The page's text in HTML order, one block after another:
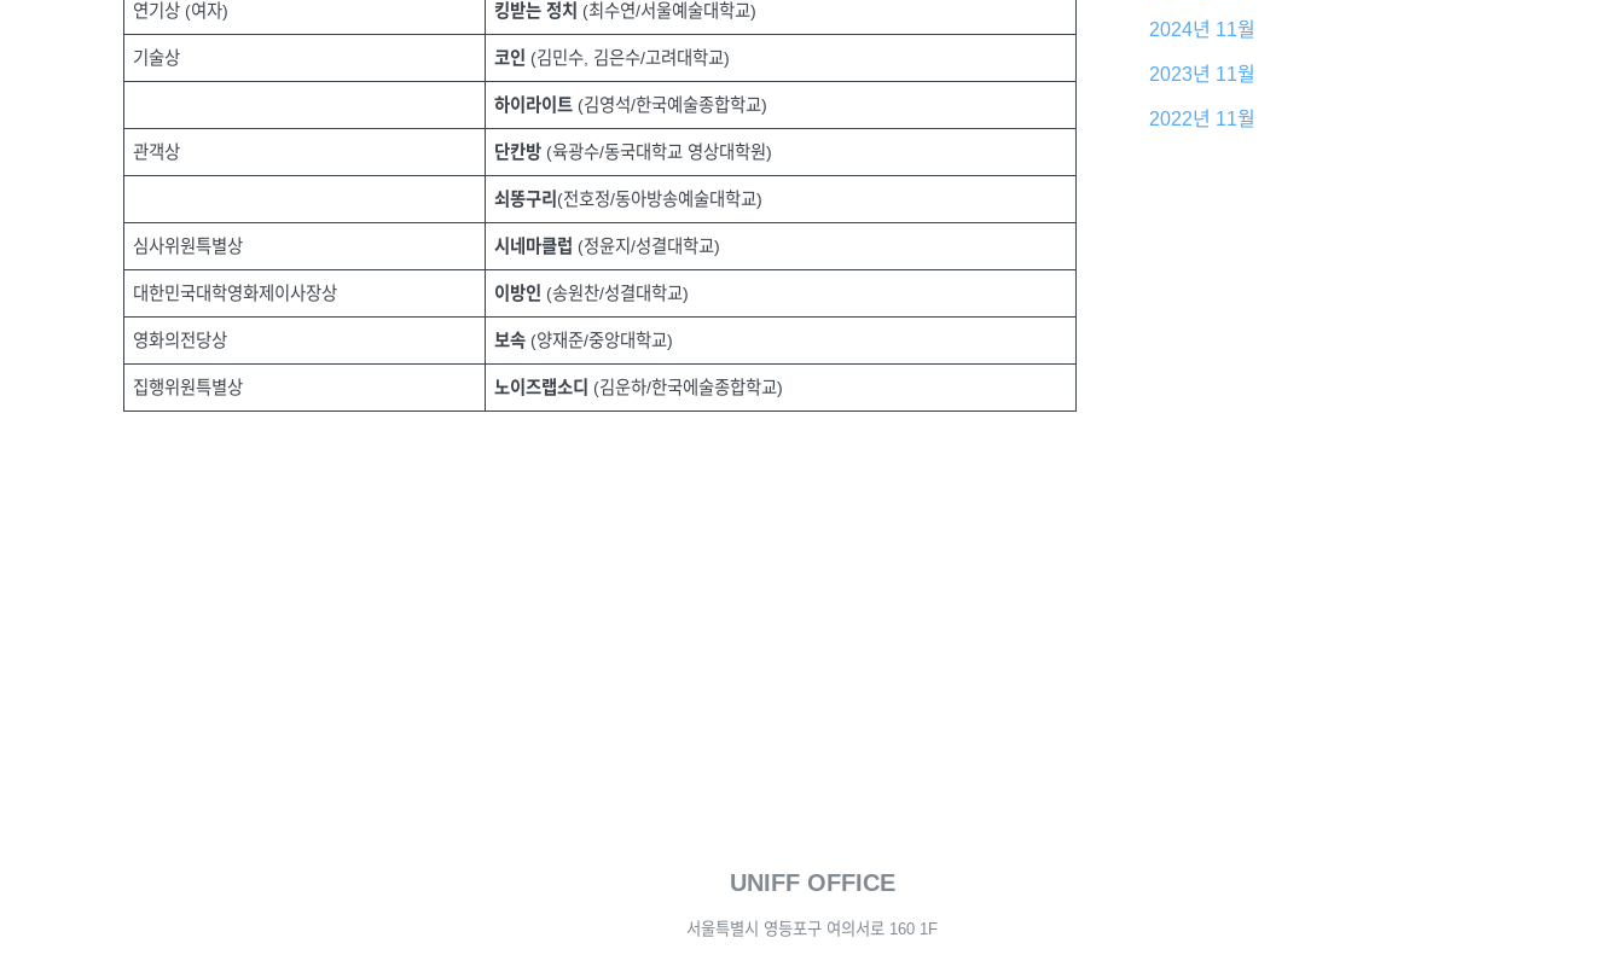
연기상 (여자) 킹받는 정치 (최수연/서울예술대학교)
기술상 코인 (김민수, 김은수/고려대학교)
하이라이트 (김영석/한국예술종합학교)
관객상 단칸방 (육광수/동국대학교 영상대학원)
쇠똥구리 (전호정/동아방송예술대학교)
심사위원특별상 시네마클럽 (정윤지/성결대학교)
대한민국대학영화제이사장상 이방인 (송원찬/성결대학교)
영화의전당상 보속 (양재준/중앙대학교)
집행위원특별상 노이즈랩소디 (김운하/한국에술종합학교)
2024년 11월
2023년 11월
2022년 11월
UNIFF OFFICE
서울특별시 영등포구 여의서로 160 1F